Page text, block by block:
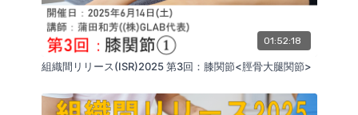
01:52:18
組織間リリース(ISR)2025 第3回：膝関節<脛骨大腿関節>